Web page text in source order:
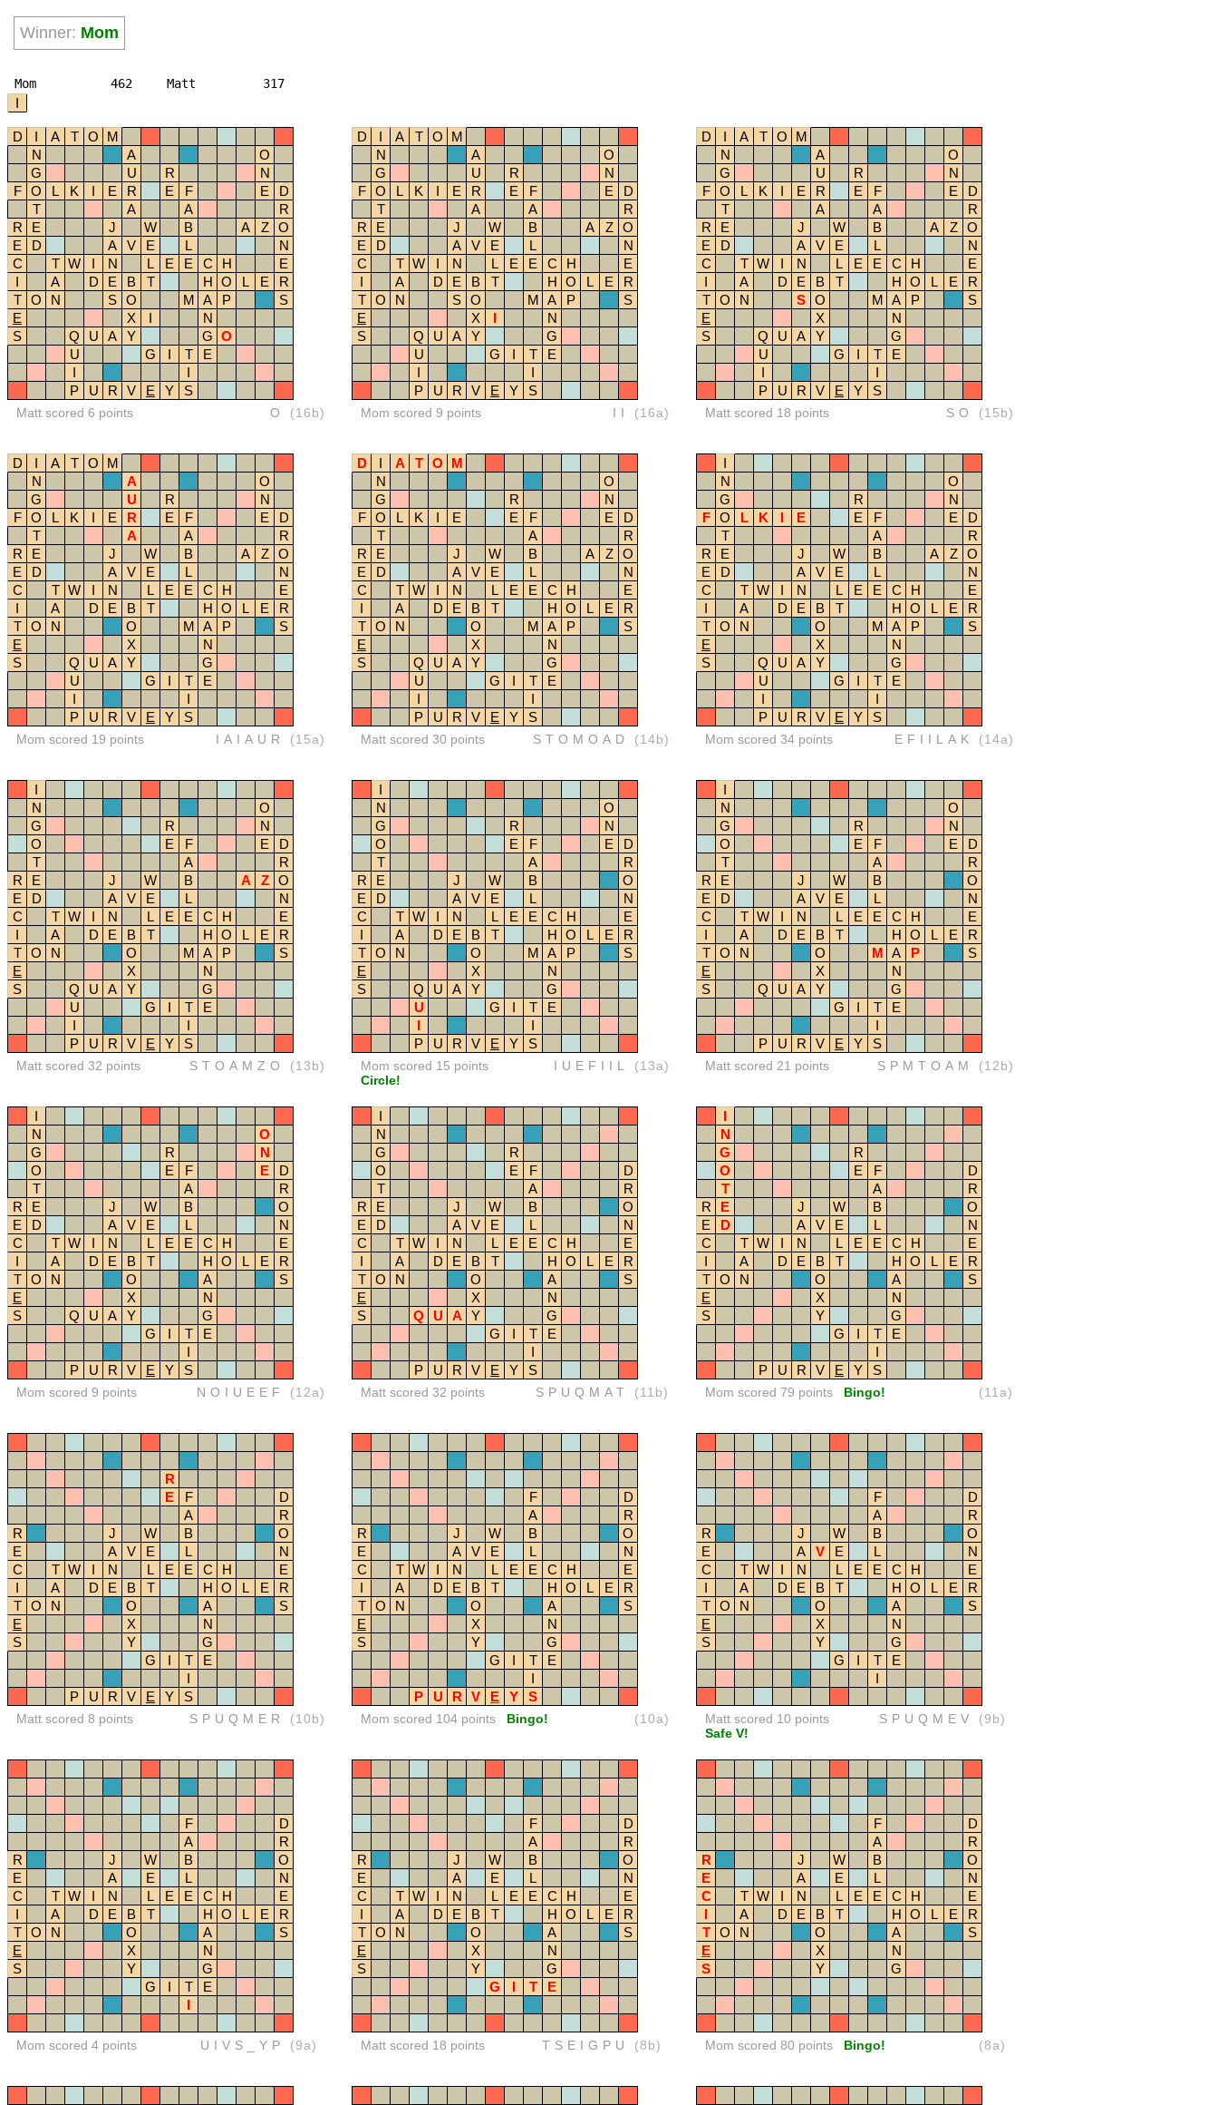
Winner: Mom
Mom 462
I
Matt 317
D I A T O
M
N
A
O
G
U R
N
F
O L K I E R E F E
D
T
A A
R
R
E J W B A Z
O
E
D A V E L
N
C
T W I N L E E C H
E
I
A D E B T H O L E
R
T
O N S O M A P
S
E
X I
N
S
Q U A Y G O
U
G I T
E
I
I
P
U R V E Y S
Matt scored 6 points O (16b)
D I A T O
M
N
A
O
G
U R
N
F
O L K I E R E F E
D
T
A A
R
R
E J W B A Z
O
E
D A V E L
N
C
T W I N L E E C H
E
I
A D E B T H O L E
R
T
O N S O M A P
S
E
X I
N
S
Q U A Y
G
U
G I T
E
I
I
P
U R V E Y S
Mom scored 9 points II (16a)
D I A T O
M
N
A
O
G
U R
N
F
O L K I E R E F E
D
T
A A
R
R
E J W B A Z
O
E
D A V E L
N
C
T W I N L E E C H
E
I
A D E B T H O L E
R
T
O N S O M A P
S
E
X
N
S
Q U A Y
G
U
G I T
E
I
I
P
U R V E Y S
Matt scored 18 points SO (15b)
D I A T O
M
N
A
O
G
U R
N
F
O L K I E R E F E
D
T
A A
R
R
E J W B A Z
O
E
D A V E L
N
C
T W I N L E E C H
E
I
A D E B T H O L E
R
T
O N O M A P
S
E
X
N
S
Q U A Y
G
U
G I T
E
I
I
P
U R V E Y S
Mom scored 19 points IAIAUR (15a)
D I A T O
M
N
O
G
R
N
F
O L K I E E F E
D
T
A
R
R
E J W B A Z
O
E
D A V E L
N
C
T W I N L E E C H
E
I
A D E B T H O L E
R
T
O N O M A P
S
E
X
N
S
Q U A Y
G
U
G I T
E
I
I
P
U R V E Y S
Matt scored 30 points STOMOAD (14b)
I
N
O
G
R
N
F
O L K I E E F E
D
T
A
R
R
E J W B A Z
O
E
D A V E L
N
C
T W I N L E E C H
E
I
A D E B T H O L E
R
T
O N O M A P
S
E
X
N
S
Q U A Y
G
U
G I T
E
I
I
P
U R V E Y S
Mom scored 34 points EFIILAK (14a)
I
N
O
G
R
N
O
E F E
D
T
A
R
R
E J W B A Z
O
E
D A V E L
N
C
T W I N L E E C H
E
I
A D E B T H O L E
R
T
O N O M A P
S
E
X
N
S
Q U A Y
G
U
G I T
E
I
I
P
U R V E Y S
Matt scored 32 points STOAMZO (13b)
I
N
O
G
R
N
O
E F E
D
T
A
R
R
E J W B
O
E
D A V E L
N
C
T W I N L E E C H
E
I
A D E B T H O L E
R
T
O N O M A P
S
E
X
N
S
Q U A Y
G
U
G I T
E
I
I
P
U R V E Y S
Mom scored 15 points
Circle!
IUEFIIL (13a)
I
N
O
G
R
N
O
E F E
D
T
A
R
R
E J W B
O
E
D A V E L
N
C
T W I N L E E C H
E
I
A D E B T H O L E
R
T
O N O M A P
S
E
X
N
S
Q U A Y
G
G
I T
E
I
P
U R V E Y S
Matt scored 21 points SPMTOAM (12b)
I
N
O
G
R
N
O
E F E
D
T
A
R
R
E J W B
O
E
D A V E L
N
C
T W I N L E E C H
E
I
A D E B T H O L E
R
T
O N O A
S
E
X
N
S
Q U A Y
G
G
I T
E
I
P
U R V E Y S
Mom scored 9 points NOIUEEF (12a)
I
N
G
R
O
E F
D
T
A
R
R
E J W B
O
E
D A V E L
N
C
T W I N L E E C H
E
I
A D E B T H O L E
R
T
O N O A
S
E
X
N
S
Q U A Y
G
G
I T
E
I
P
U R V E Y S
Matt scored 32 points SPUQMAT (11b)
I
N
G
R
O
E F
D
T
A
R
R
E J W B
O
E
D A V E L
N
C
T W I N L E E C H
E
I
A D E B T H O L E
R
T
O N O A
S
E
X
N
S
Y
G
G
I T
E
I
P
U R V E Y S
Mom scored 79 points Bingo! (11a)
R
E
F
D
A
R
R
J W B
O
E
A V E L
N
C
T W I N L E E C H
E
I
A D E B T H O L E
R
T
O N O A
S
E
X
N
S
Y
G
G
I T
E
I
P
U R V E Y S
Matt scored 8 points SPUQMER (10b)
F
D
A
R
R
J W B
O
E
A V E L
N
C
T W I N L E E C H
E
I
A D E B T H O L E
R
T
O N O A
S
E
X
N
S
Y
G
G
I T
E
I
P
U R V E Y S
Mom scored 104 points Bingo! (10a)
F
D
A
R
R
J W B
O
E
A V E L
N
C
T W I N L E E C H
E
I
A D E B T H O L E
R
T
O N O A
S
E
X
N
S
Y
G
G
I T
E
I
Matt scored 10 points
Safe V!
SPUQMEV (9b)
F
D
A
R
R
J W B
O
E
A E L
N
C
T W I N L E E C H
E
I
A D E B T H O L E
R
T
O N O A
S
E
X
N
S
Y
G
G
I T
E
I
Mom scored 4 points UIVS_YP (9a)
F
D
A
R
R
J W B
O
E
A E L
N
C
T W I N L E E C H
E
I
A D E B T H O L E
R
T
O N O A
S
E
X
N
S
Y
G
G
I T E
Matt scored 18 points TSEIGPU (8b)
F
D
A
R
R
J W B
O
E
A E L
N
C
T W I N L E E C H
E
I
A D E B T H O L E
R
T
O N O A
S
E
X
N
S
Y G
Mom scored 80 points Bingo! (8a)